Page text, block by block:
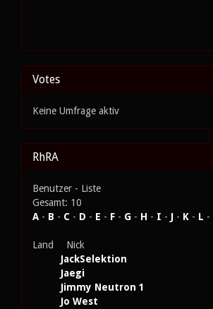
Votes
Keine Umfrage aktiv
RhRA
Benutzer - Liste
Gesamt: 10
A - B - C - D - E - F - G - H - I - J - K - L -
Land Nick
JackSelektion
Jaegi
Jimmy Neutron 1
Jo West